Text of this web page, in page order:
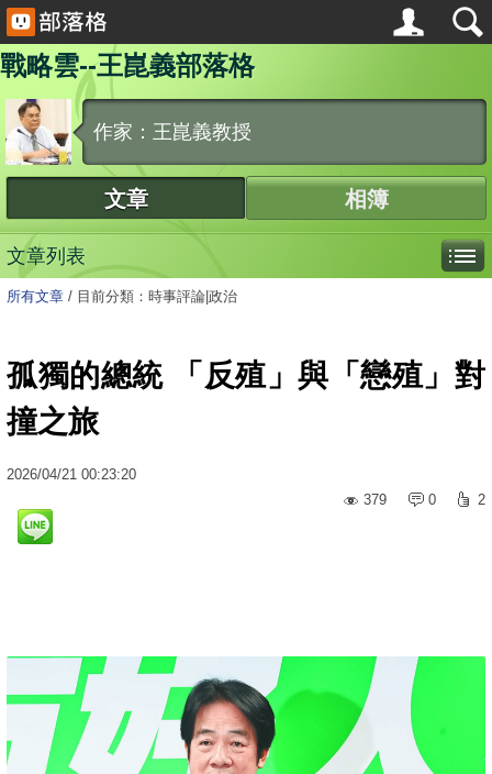
戰略雲--王崑義部落格
作家：王崑義教授
文章 相簿
文章列表
所有文章 / 目前分類：時事評論|政治
孤獨的總統 「反殖」與「戀殖」對
撞之旅
2026/04/21 00:23:20
379
0 2